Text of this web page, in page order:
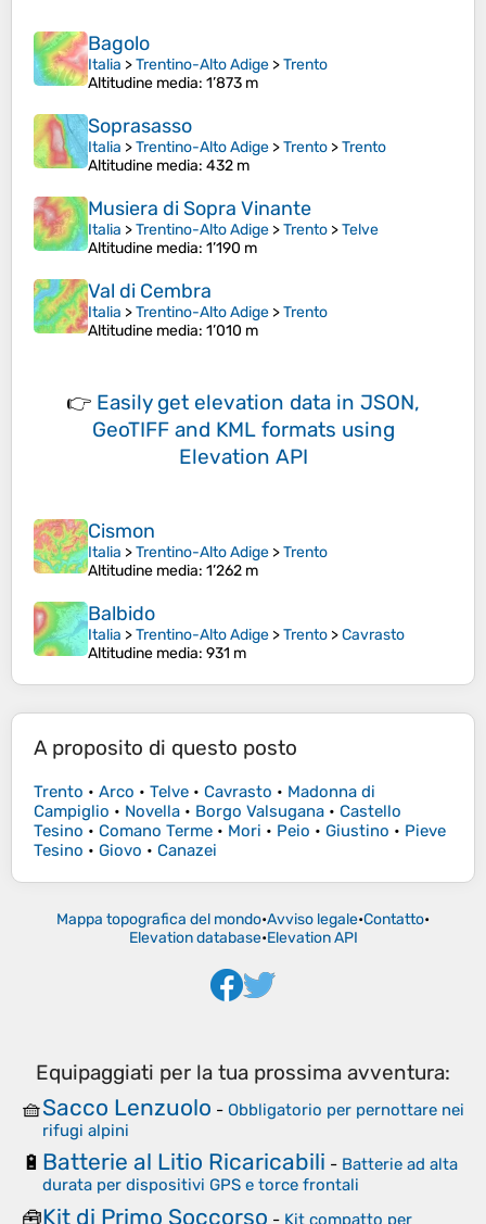
Bagolo
Italia >Trentino-Alto Adige >Trento
Altitudine media: 1’873 m
Soprasasso
Italia >Trentino-Alto Adige >Trento >Trento
Altitudine media: 432 m
Musiera di Sopra Vinante
Italia >Trentino-Alto Adige >Trento >Telve
Altitudine media: 1’190 m
Val di Cembra
Italia >Trentino-Alto Adige >Trento
Altitudine media: 1’010 m
👉 Easily get elevation data in JSON,
GeoTIFF and KML formats using
Elevation API
Cismon
Italia >Trentino-Alto Adige >Trento
Altitudine media: 1’262 m
Balbido
Italia >Trentino-Alto Adige >Trento >Cavrasto
Altitudine media: 931 m
A proposito di questo posto
Trento • Arco • Telve • Cavrasto • Madonna di
Campiglio • Novella • Borgo Valsugana • Castello
Tesino • Comano Terme • Mori • Peio • Giustino • Pieve
Tesino • Giovo • Canazei
Mappa topografica del mondo•Avviso legale•Contatto•
Elevation database•Elevation API
Equipaggiati per la tua prossima avventura:
🧺Sacco Lenzuolo - Obbligatorio per pernottare nei
rifugi alpini
🔋 Batterie al Litio Ricaricabili - Batterie ad alta
durata per dispositivi GPS e torce frontali
🧰Kit di Primo Soccorso - Kit compatto per